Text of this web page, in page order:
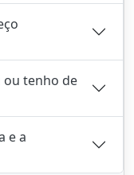
ou tenho de
e a